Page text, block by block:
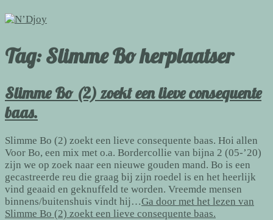
Tag:Slimme Bo herplaatser
Slimme Bo (2) zoekt een lieve consequente
baas.
Slimme Bo (2) zoekt een lieve consequente baas. Hoi allen
Voor Bo, een mix met o.a. Bordercollie van bijna 2 (05-’20)
zijn we op zoek naar een nieuwe gouden mand. Bo is een
gecastreerde reu die graag bij zijn roedel is en het heerlijk
vind geaaid en geknuffeld te worden. Vreemde mensen
binnens/buitenshuis vindt hij…Ga door met het lezen van
Slimme Bo (2) zoekt een lieve consequente baas.